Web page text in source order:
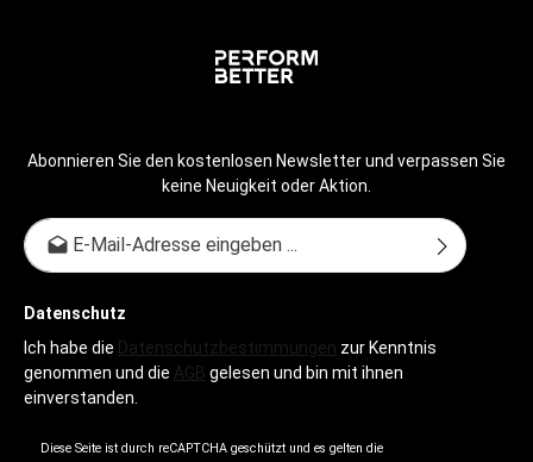
Abonnieren Sie den kostenlosen Newsletter und verpassen Sie
keine Neuigkeit oder Aktion.
Datenschutz
Ich habe die Datenschutzbestimmungen zur Kenntnis
genommen und die AGB gelesen und bin mit ihnen
einverstanden.
Diese Seite ist durch reCAPTCHA geschützt und es gelten die